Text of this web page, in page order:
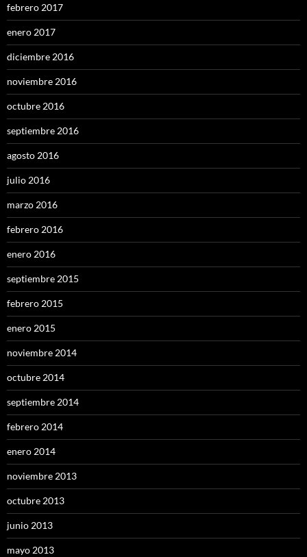
febrero 2017
enero 2017
diciembre 2016
noviembre 2016
octubre 2016
septiembre 2016
agosto 2016
julio 2016
marzo 2016
febrero 2016
enero 2016
septiembre 2015
febrero 2015
enero 2015
noviembre 2014
octubre 2014
septiembre 2014
febrero 2014
enero 2014
noviembre 2013
octubre 2013
junio 2013
mayo 2013